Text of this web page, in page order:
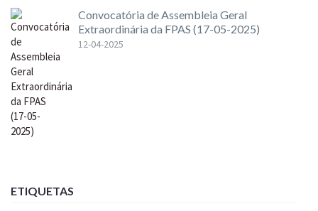
Convocatória de Assembleia Geral
Extraordinária da FPAS (17-05-2025)
12-04-2025
ETIQUETAS